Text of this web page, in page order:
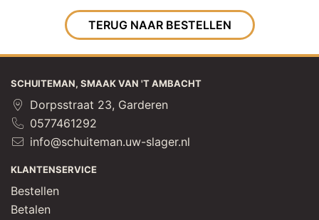
TERUG NAAR BESTELLEN
SCHUITEMAN, SMAAK VAN 'T AMBACHT
Dorpsstraat 23, Garderen
0577461292
info@schuiteman.uw-slager.nl
KLANTENSERVICE
Bestellen
Betalen